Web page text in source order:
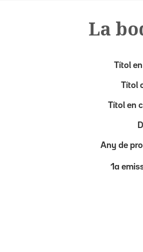
La
Títol
Títol
Títol en
Any de
1a